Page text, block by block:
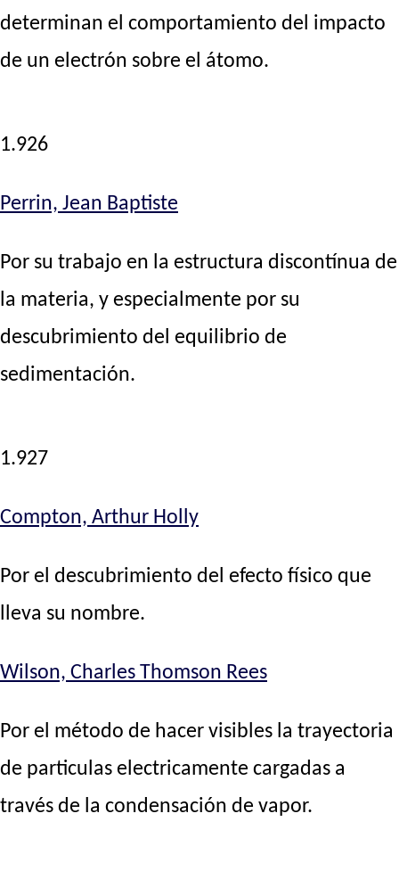
determinan el comportamiento del impacto
de un electrón sobre el átomo.
1.926
Perrin, Jean Baptiste
Por su trabajo en la estructura discontínua de
la materia, y especialmente por su
descubrimiento del equilibrio de
sedimentación.
1.927
Compton, Arthur Holly
Por el descubrimiento del efecto físico que
lleva su nombre.
Wilson, Charles Thomson Rees
Por el método de hacer visibles la trayectoria
de particulas electricamente cargadas a
través de la condensación de vapor.